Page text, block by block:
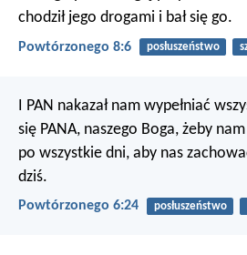
chodził jego drogami i bał się go.
Powtórzonego 8:6 posłuszeństwo
I PAN nakazał nam wypełniać
się PANA, naszego Boga, żeby
po wszystkie dni, aby nas
dziś.
Powtórzonego 6:24 posłuszeństwo